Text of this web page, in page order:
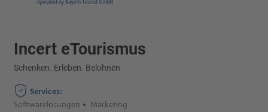
Incert eTourismus
Schenken. Erleben. Belohnen.
Services:
Softwarelösungen
Marketing